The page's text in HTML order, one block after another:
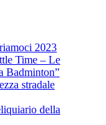
2023
Time – Le
Badminton”
stradale
della